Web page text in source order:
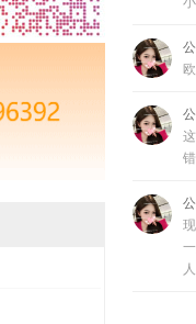
错